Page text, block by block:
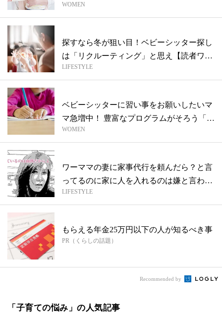
【...
WOMEN
探すなら冬が狙い目！ベビーシッター探し
は「リクルーティング」と思え【読者ワー
ママ...
LIFESTYLE
ベビーシッターに習い事をお願いしたいマ
マ急増中！ 豊富なプログラムがそろう「ポ
ピ...
WOMEN
ワーママの妻に家事代行を頼んだら？と言
ってるのに家に人を入れるのは嫌と言われ
て…...
LIFESTYLE
もらえる年金25万円以下の人が知るべき事
PR（くらしの話題）
Recommended by
「子育ての悩み」の人気記事